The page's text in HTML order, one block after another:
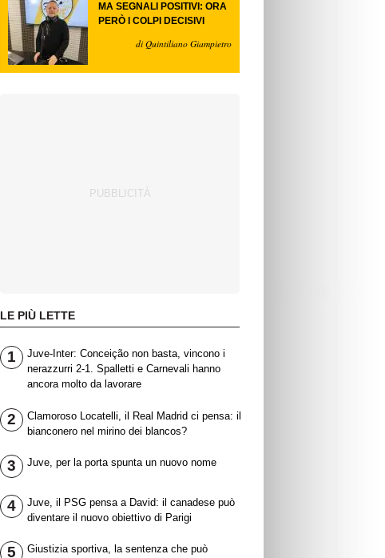
MA SEGNALI POSITIVI: ORA
PERÒ I COLPI DECISIVI
di Quintiliano Giampietro
LE PIÙ LETTE
1
Juve-Inter: Conceição non basta, vincono i
nerazzurri 2-1. Spalletti e Carnevali hanno
ancora molto da lavorare
2
Clamoroso Locatelli, il Real Madrid ci pensa: il
bianconero nel mirino dei blancos?
3 Juve, per la porta spunta un nuovo nome
4
Juve, il PSG pensa a David: il canadese può
diventare il nuovo obiettivo di Parigi
5
Giustizia sportiva, la sentenza che può